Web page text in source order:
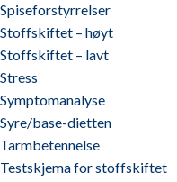
Spiseforstyrrelser
Stoffskiftet – høyt
Stoffskiftet – lavt
Stress
Symptomanalyse
Syre/base-dietten
Tarmbetennelse
Testskjema for stoffskiftet